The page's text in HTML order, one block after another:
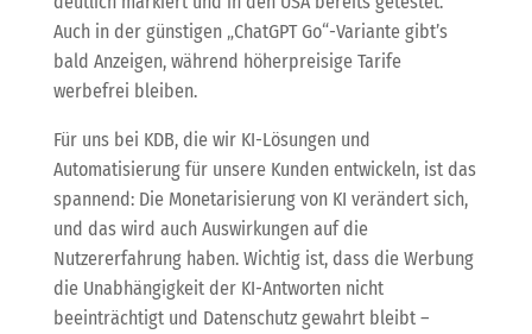
Auch in der günstigen „ChatGPT Go“-Variante gibt’s
bald Anzeigen, während höherpreisige Tarife
werbefrei bleiben.
Für uns bei KDB, die wir KI-Lösungen und
Automatisierung für unsere Kunden entwickeln, ist das
spannend: Die Monetarisierung von KI verändert sich,
und das wird auch Auswirkungen auf die
Nutzererfahrung haben. Wichtig ist, dass die Werbung
die Unabhängigkeit der KI-Antworten nicht
beeinträchtigt und Datenschutz gewahrt bleibt –